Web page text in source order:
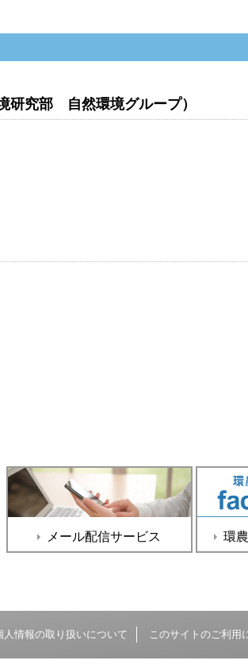
究部 自然環境グループ）
メール配信サービス 環
人情報の取り扱いについて このサイトのご利用